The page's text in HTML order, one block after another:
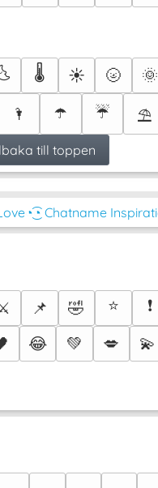
🌡️ ☀️ 🌝 🌞
🌂 ☂️ ☔ ⛱️
till toppen
◔͜͡◔ Chatname
📌 🤣 ⭐ ❗
😂 💚 💋 💫